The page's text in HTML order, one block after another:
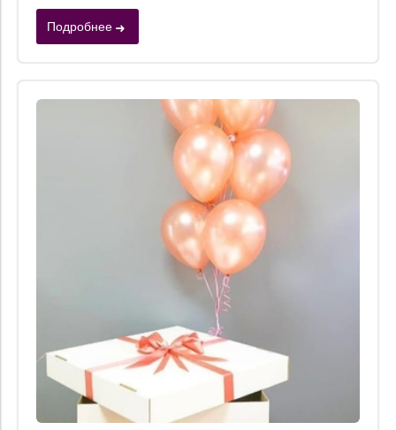
Подробнее